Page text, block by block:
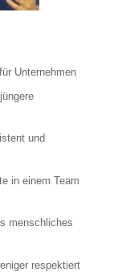
Unternehmen
und
in einem Team
menschliches
respektiert